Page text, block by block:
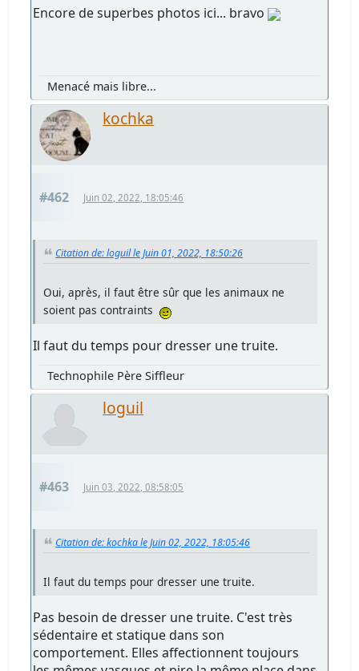
Encore de superbes photos ici... bravo
Menacé mais libre...
kochka
#462 Juin 02, 2022, 18:05:46
Citation de: loguil le Juin 01, 2022, 18:50:26
Oui, après, il faut être sûr que les animaux ne
soient pas contraints
Il faut du temps pour dresser une truite.
Technophile Père Siffleur
loguil
#463 Juin 03, 2022, 08:58:05
Citation de: kochka le Juin 02, 2022, 18:05:46
Il faut du temps pour dresser une truite.
Pas besoin de dresser une truite. C'est très
sédentaire et statique dans son
comportement. Elles affectionnent toujours